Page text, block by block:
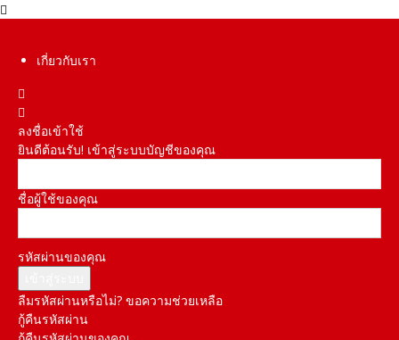
เกี่ยวกับเรา
ลงชื่อเข้าใช้
ยินดีต้อนรับ! เข้าสู่ระบบบัญชีของคุณ
ชื่อผู้ใช้ของคุณ
รหัสผ่านของคุณ
ลืมรหัสผ่านหรือไม่? ขอความช่วยเหลือ
กู้คืนรหัสผ่าน